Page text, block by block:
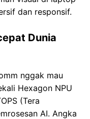
dan responsif.
Dunia
nggak mau
Hexagon NPU
(Tera
AI. Angka